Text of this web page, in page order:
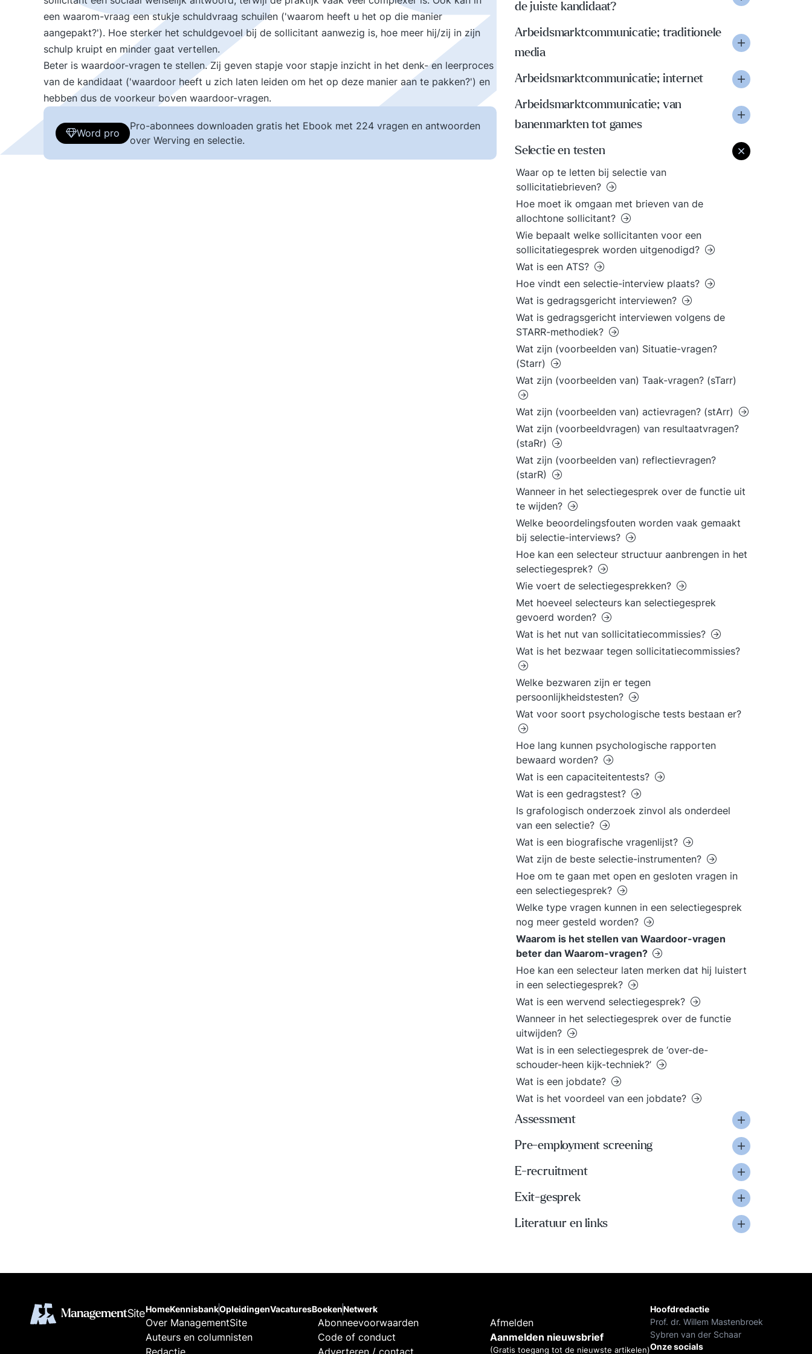
een waarom-vraag een stukje schuldvraag schuilen ('waarom heeft u het op die manier
aangepakt?'). Hoe sterker het schuldgevoel bij de sollicitant aanwezig is, hoe meer hij/zij in zijn
schulp kruipt en minder gaat vertellen.
Beter is waardoor-vragen te stellen. Zij geven stapje voor stapje inzicht in het denk- en leerproces
van de kandidaat ('waardoor heeft u zich laten leiden om het op deze manier aan te pakken?') en
hebben dus de voorkeur boven waardoor-vragen.
Word pro
Pro-abonnees downloaden gratis het Ebook met 224 vragen en antwoorden
over Werving en selectie.
de juiste kandidaat?
Arbeidsmarktcommunicatie; traditionele
media
Arbeidsmarktcommunicatie; internet
Arbeidsmarktcommunicatie; van
banenmarkten tot games
Selectie en testen
Waar op te letten bij selectie van
sollicitatiebrieven?
Hoe moet ik omgaan met brieven van de
allochtone sollicitant?
Wie bepaalt welke sollicitanten voor een
sollicitatiegesprek worden uitgenodigd?
Wat is een ATS?
Hoe vindt een selectie-interview plaats?
Wat is gedragsgericht interviewen?
Wat is gedragsgericht interviewen volgens de
STARR-methodiek?
Wat zijn (voorbeelden van) Situatie-vragen?
(Starr)
Wat zijn (voorbeelden van) Taak-vragen? (sTarr)
Wat zijn (voorbeelden van) actievragen? (stArr)
Wat zijn (voorbeeldvragen) van resultaatvragen?
(staRr)
Wat zijn (voorbeelden van) reflectievragen?
(starR)
Wanneer in het selectiegesprek over de functie uit
te wijden?
Welke beoordelingsfouten worden vaak gemaakt
bij selectie-interviews?
Hoe kan een selecteur structuur aanbrengen in het
selectiegesprek?
Wie voert de selectiegesprekken?
Met hoeveel selecteurs kan selectiegesprek
gevoerd worden?
Wat is het nut van sollicitatiecommissies?
Wat is het bezwaar tegen sollicitatiecommissies?
Welke bezwaren zijn er tegen
persoonlijkheidstesten?
Wat voor soort psychologische tests bestaan er?
Hoe lang kunnen psychologische rapporten
bewaard worden?
Wat is een capaciteitentests?
Wat is een gedragstest?
Is grafologisch onderzoek zinvol als onderdeel
van een selectie?
Wat is een biografische vragenlijst?
Wat zijn de beste selectie-instrumenten?
Hoe om te gaan met open en gesloten vragen in
een selectiegesprek?
Welke type vragen kunnen in een selectiegesprek
nog meer gesteld worden?
Waarom is het stellen van Waardoor-vragen
beter dan Waarom-vragen?
Hoe kan een selecteur laten merken dat hij luistert
in een selectiegesprek?
Wat is een wervend selectiegesprek?
Wanneer in het selectiegesprek over de functie
uitwijden?
Wat is in een selectiegesprek de ‘over-de-
schouder-heen kijk-techniek?’
Wat is een jobdate?
Wat is het voordeel van een jobdate?
Assessment
Pre-employment screening
E-recruitment
Exit-gesprek
Literatuur en links
HomeKennisbankOpleidingenVacaturesBoekenNetwerk
Over ManagementSite
Auteurs en columnisten
Redactie
Abonneevoorwaarden
Code of conduct
Adverteren / contact
Afmelden
Aanmelden nieuwsbrief
(Gratis toegang tot de nieuwste artikelen)
Hoofdredactie
Prof. dr. Willem Mastenbroek
Sybren van der Schaar
Onze socials